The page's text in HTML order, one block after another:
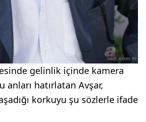
gelinlik içinde kamera
anları hatırlatan Avşar,
korkuyu şu sözlerle ifade